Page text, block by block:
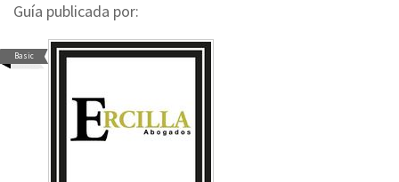
Guía publicada por:
Basic